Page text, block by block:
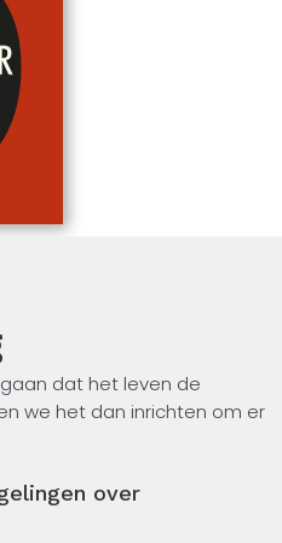
heeft.
dat het leven de
we het dan inrichten om er
Zo formuleerde
de talloze zelfhulpboeken
over